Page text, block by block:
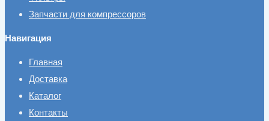
Запчасти для компрессоров
Навигация
Главная
Доставка
Каталог
Контакты